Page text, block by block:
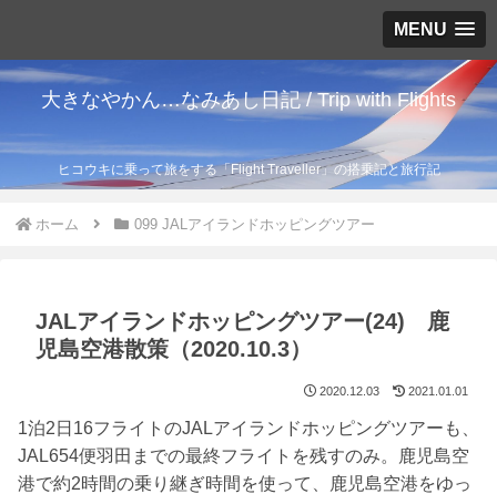
MENU
大きなやかん…なみあし日記 / Trip with Flights
ヒコウキに乗って旅をする「Flight Traveller」の搭乗記と旅行記
ホーム 099 JALアイランドホッピングツアー
JALアイランドホッピングツアー(24) 鹿
児島空港散策（2020.10.3）
2020.12.03 2021.01.01
1泊2日16フライトのJALアイランドホッピングツアーも、
JAL654便羽田までの最終フライトを残すのみ。鹿児島空
港で約2時間の乗り継ぎ時間を使って、鹿児島空港をゆっ